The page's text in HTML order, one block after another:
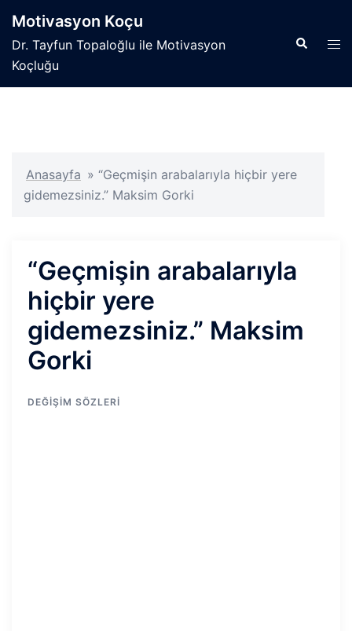
atlaMotivasyon Koçu
Dr. Tayfun Topaloğlu ile Motivasyon
Koçluğu
Search
Anasayfa » “Geçmişin arabalarıyla hiçbir yere
gidemezsiniz.” Maksim Gorki
“Geçmişin arabalarıyla
hiçbir yere
gidemezsiniz.” Maksim
Gorki
DEĞIŞIM SÖZLERI